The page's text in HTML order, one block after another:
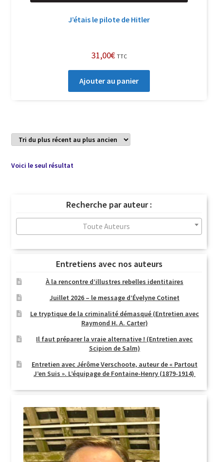
J’étais le pilote de Hitler
31,00€ TTC
Ajouter au panier
Voici le seul résultat
Recherche par auteur :
Toute Auteurs
Entretiens avec nos auteurs
À la rencontre d’illustres rebelles identitaires
Juillet 2026 – le message d’Évelyne Cotinet
Le tryptique de la criminalité démasqué (Entretien avec
Raymond H. A. Carter)
Il faut préparer la vraie alternative ! (Entretien avec
Scipion de Salm)
Entretien avec Jérôme Verschoote, auteur de « Partout
J’en Suis ». L’équipage de Fontaine-Henry (1879-1914)